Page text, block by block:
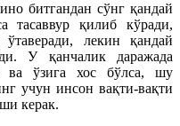
битгандан сўнг қандай
тасаввур қилиб кўради,
лекин қандай
У қанчалик даражада
ва ўзига хос бўлса, шу
учун инсон вақти-вақти
керак.